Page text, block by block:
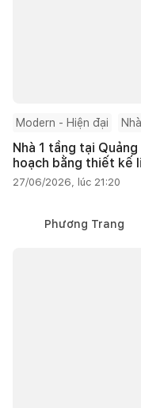
Modern - Hiện đại
Nhà 1 tầng tại
hoạch bằng thiết kế
27/06/2026, lúc 21:20
Phương Trang